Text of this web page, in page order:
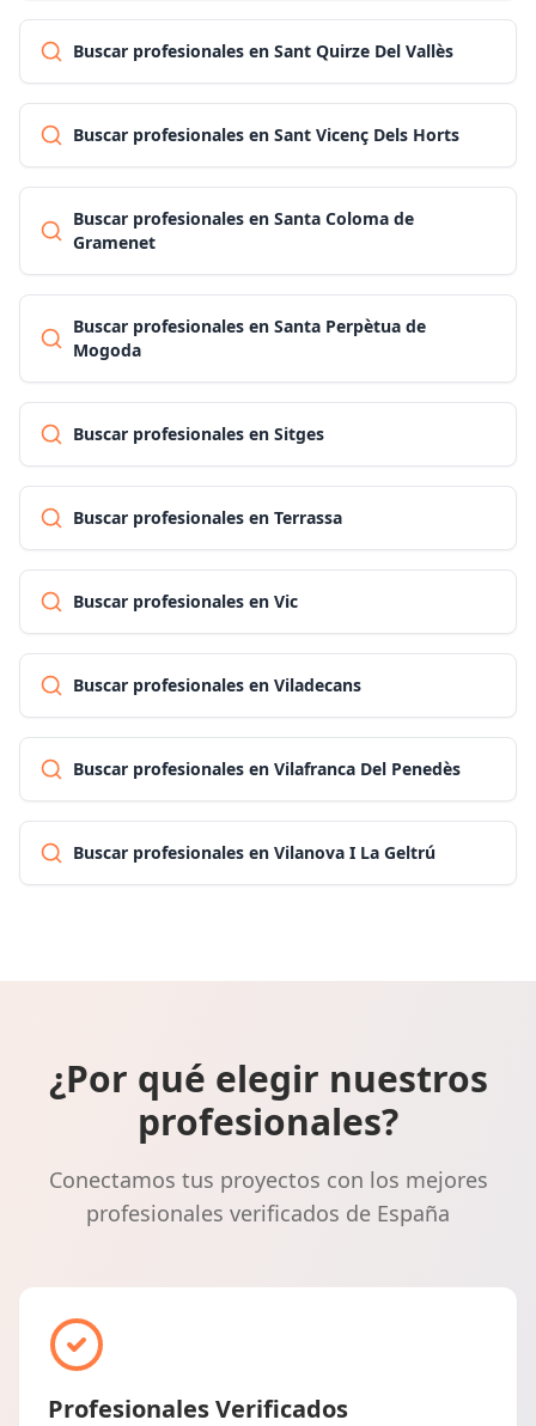
Buscar profesionales en Sant Quirze Del Vallès
Buscar profesionales en Sant Vicenç Dels Horts
Buscar profesionales en Santa Coloma de
Gramenet
Buscar profesionales en Santa Perpètua de
Mogoda
Buscar profesionales en Sitges
Buscar profesionales en Terrassa
Buscar profesionales en Vic
Buscar profesionales en Viladecans
Buscar profesionales en Vilafranca Del Penedès
Buscar profesionales en Vilanova I La Geltrú
¿Por qué elegir nuestros
profesionales?
Conectamos tus proyectos con los mejores
profesionales verificados de España
Profesionales Verificados